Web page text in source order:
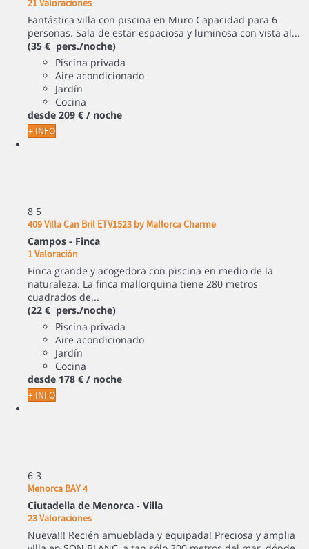
Fantástica villa con piscina en Muro Capacidad para 6
personas. Sala de estar espaciosa y luminosa con vista al...
(35 € pers./noche)
Piscina privada
Aire acondicionado
Jardín
Cocina
desde 209 € / noche
+ INFO
8 5
409 Villa Can Bril ETV1523 by Mallorca Charme
Campos - Finca
1 Valoración
Finca grande y acogedora con piscina en medio de la
naturaleza. La finca mallorquina tiene 280 metros
cuadrados de...
(22 € pers./noche)
Piscina privada
Aire acondicionado
Jardín
Cocina
desde 178 € / noche
+ INFO
6 3
Menorca BAY 4
Ciutadella de Menorca - Villa
23 Valoraciones
Nueva!!! Recién amueblada y equipada! Preciosa y amplia